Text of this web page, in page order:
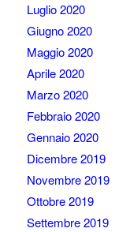
Luglio 2020
Giugno 2020
Maggio 2020
Aprile 2020
Marzo 2020
Febbraio 2020
Gennaio 2020
Dicembre 2019
Novembre 2019
Ottobre 2019
Settembre 2019